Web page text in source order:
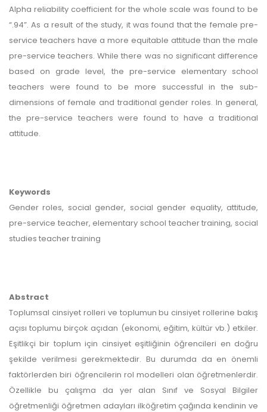
Alpha reliability coefficient for the whole scale was found to be
“.94”. As a result of the study, it was found that the female pre-
service teachers have a more equitable attitude than the male
pre-service teachers. While there was no significant difference
based on grade level, the pre-service elementary school
teachers were found to be more successful in the sub-
dimensions of female and traditional gender roles. In general,
the pre-service teachers were found to have a traditional
attitude.
Keywords
Gender roles, social gender, social gender equality, attitude,
pre-service teacher, elementary school teacher training, social
studies teacher training
Abstract
Toplumsal cinsiyet rolleri ve toplumun bu cinsiyet rollerine bakış
açısı toplumu birçok açıdan (ekonomi, eğitim, kültür vb.) etkiler.
Eşitlikçi bir toplum için cinsiyet eşitliğinin öğrencileri en doğru
şekilde verilmesi gerekmektedir. Bu durumda da en önemli
faktörlerden biri öğrencilerin rol modelleri olan öğretmenlerdir.
Özellikle bu çalışma da yer alan Sınıf ve Sosyal Bilgiler
öğretmenliği öğretmen adayları ilköğretim çağında kendinin ve